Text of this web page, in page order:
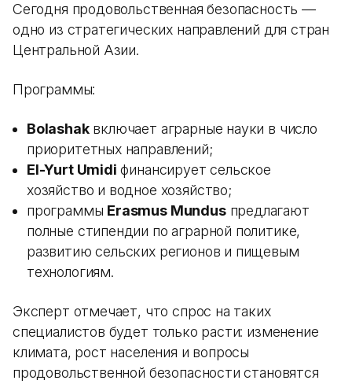
Сегодня продовольственная безопасность —
одно из стратегических направлений для стран
Центральной Азии.
Программы:
Bolashakвключает аграрные науки в число
приоритетных направлений;
El-Yurt Umidi финансирует сельское
хозяйство и водное хозяйство;
программы Erasmus Mundusпредлагают
полные стипендии по аграрной политике,
развитию сельских регионов и пищевым
технологиям.
Эксперт отмечает, что спрос на таких
специалистов будет только расти: изменение
климата, рост населения и вопросы
продовольственной безопасности становятся